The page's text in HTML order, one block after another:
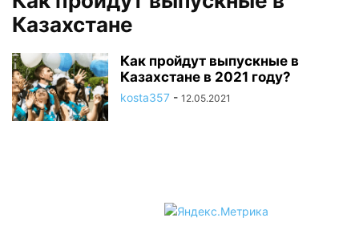
Казахстане
Как пройдут выпускные в
Казахстане в 2021 году?
kosta357 - 12.05.2021